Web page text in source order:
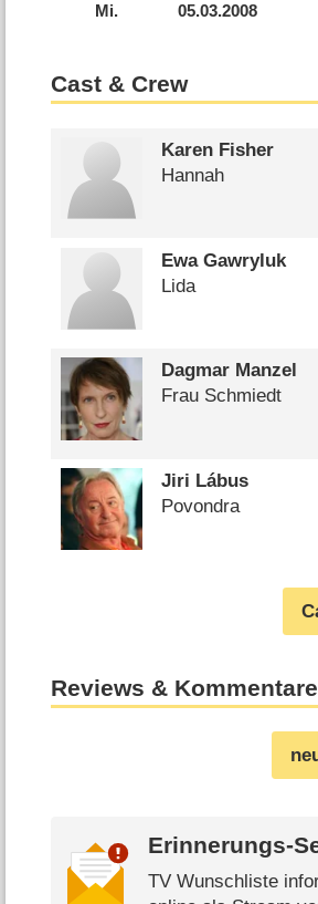
Mi. 05.03.2008
Cast & Crew
Karen Fisher
Hannah
Ewa Gawryluk
Lida
Dagmar Manzel
Frau Schmiedt
Jiri Lábus
Povondra
Reviews & Kommentare
Erinnerungs-
TV Wunschliste